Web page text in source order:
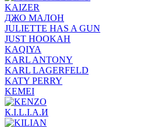
KAIZER
ДЖО МАЛОН
JULIETTE HAS A GUN
JUST HOOKAH
KAQIYA
KARL ANTONY
KARL LAGERFELD
KATY PERRY
KEMEI
К.I.L.I.А.И